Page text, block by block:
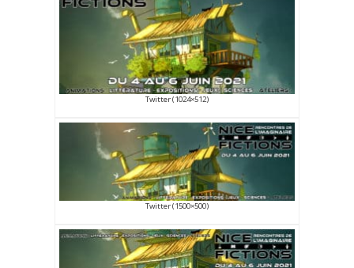
Twitter (1024×512)
Twitter (1500×500)